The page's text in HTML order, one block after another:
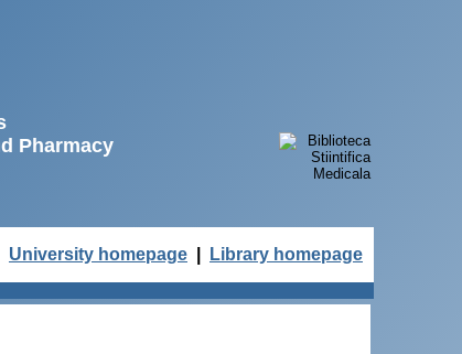
Pharmacy
University homepage Library homepage